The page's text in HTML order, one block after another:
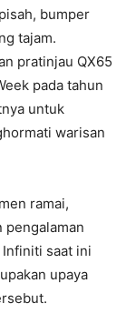
bumper
tajam.
pratinjau QX65
pada tahun
untuk
warisan
ramai,
pengalaman
saat ini
upaya